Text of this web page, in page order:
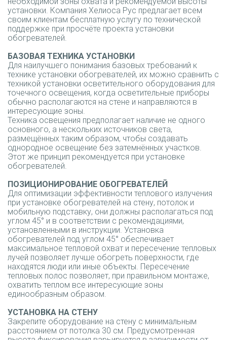
установки. Компания Хелиоса Рус предлагает всем
своим клиентам бесплатную услугу по технической
поддержке при просчёте проекта установки
обогревателей.
БАЗОВАЯ ТЕХНИКА УСТАНОВКИ
Для наилучшего понимания базовых требований к
технике установки обогревателей, их можно сравнить с
техникой установки осветительного оборудования для
точечного освещения, когда осветительные приборы
обычно располагаются на стене и направляются в
интересующие зоны.
Техника освещения предполагает наличие не одного
основного, а нескольких источников света,
размещённых таким образом, чтобы создавать
однородное освещение без затемнённых участков.
Этот же принцип рекомендуется при установке
обогревателей.
ПОЗИЦИОНИРОВАНИЕ ОБОГРЕВАТЕЛЕЙ
Для оптимизации эффективности теплового излучения
при установке обогревателей на стену, потолок и
мобильную подставку, они должны располагаться под
углом 45° и в соответствии с рекомендациями,
установленными в инструкции. Установка
обогревателей под углом 45° обеспечивает
максимальное тепловой охват и пересечение тепловых
лучей позволяет лучше обогреть поверхности, где
находятся люди или иные объекты. Пересечение
тепловых полос позволяет, при правильном монтаже,
охватить теплом все интересующие зоны
единообразным образом.
УСТАНОВКА НА СТЕНУ
Закрепите оборудование на стену с минимальным
расстоянием от потолка 30 cм. Предусмотренная